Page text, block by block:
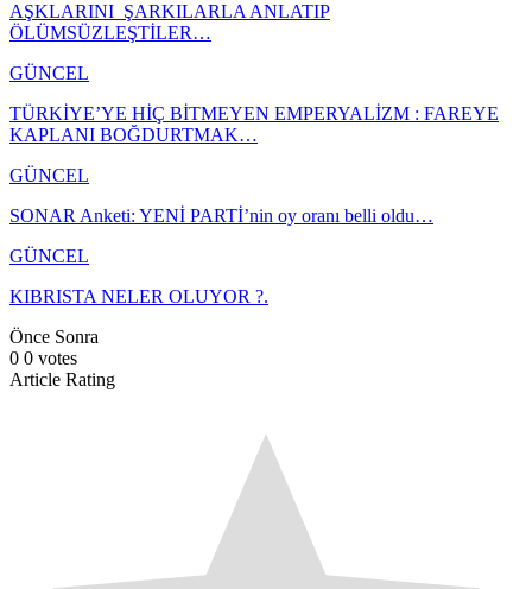
AŞKLARINI ŞARKILARLA ANLATIP
ÖLÜMSÜZLEŞTİLER…
GÜNCEL
TÜRKİYE’YE HİÇ BİTMEYEN EMPERYALİZM : FAREYE
KAPLANI BOĞDURTMAK…
GÜNCEL
SONAR Anketi: YENİ PARTİ’nin oy oranı belli oldu…
GÜNCEL
KIBRISTA NELER OLUYOR ?.
Önce Sonra
0 0 votes
Article Rating